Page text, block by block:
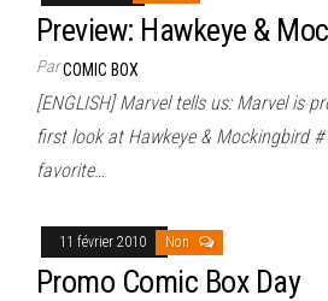
Preview: Hawkeye &
ParCOMIC BOX
[ENGLISH] Marvel tells us: Marvel is
first look at Hawkeye & Mockingbird
favorite…
11 février 2010 Non
Promo Comic Box Day